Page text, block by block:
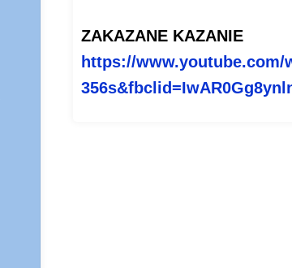
ZAKAZANE KAZANIE
https://www.youtube.com/